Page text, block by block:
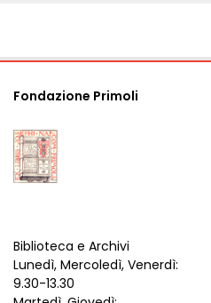
Fondazione Primoli
Biblioteca e Archivi
Lunedì, Mercoledì, Venerdì:
9.30-13.30